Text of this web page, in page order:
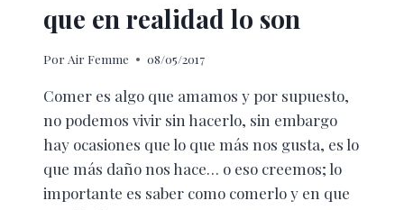
que en realidad lo son
Por Air Femme 08/05/2017
Comer es algo que amamos y por supuesto,
no podemos vivir sin hacerlo, sin embargo
hay ocasiones que lo que más nos gusta, es lo
que más daño nos hace… o eso creemos; lo
importante es saber como comerlo y en que